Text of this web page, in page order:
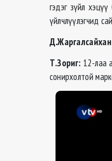
гэдэг зүйл
үйлчлүүлэгчид
Д.Жаргалсайхан
Т.Зориг: 12-лаа
сонирхолтой